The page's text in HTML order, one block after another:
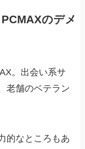
のデメ
。出会い系サ
老舗のベテラン
的なところもあ